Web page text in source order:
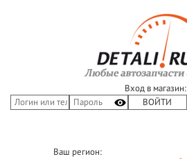
Вход в магазин:
Ваш регион: